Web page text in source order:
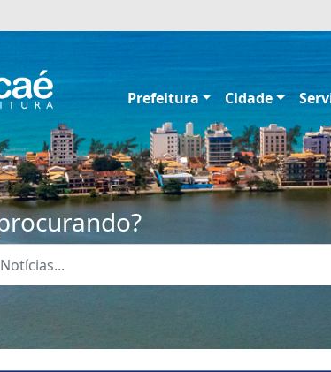
Prefeitura Cidade